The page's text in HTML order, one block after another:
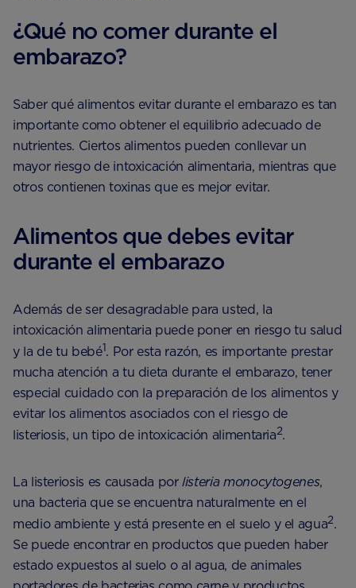
¿Qué no comer durante el
embarazo?
Saber qué alimentos evitar durante el embarazo es tan
importante como obtener el equilibrio adecuado de
nutrientes. Ciertos alimentos pueden conllevar un
mayor riesgo de intoxicación alimentaria, mientras que
otros contienen toxinas que es mejor evitar.
Alimentos que debes evitar
durante el embarazo
Además de ser desagradable para usted, la
intoxicación alimentaria puede poner en riesgo tu salud
y la de tu bebé1. Por esta razón, es importante prestar
mucha atención a tu dieta durante el embarazo, tener
especial cuidado con la preparación de los alimentos y
evitar los alimentos asociados con el riesgo de
listeriosis, un tipo de intoxicación alimentaria2.
La listeriosis es causada porlisteria monocytogenes,
una bacteria que se encuentra naturalmente en el
medio ambiente y está presente en el suelo y el agua2.
Se puede encontrar en productos que pueden haber
estado expuestos al suelo o al agua, de animales